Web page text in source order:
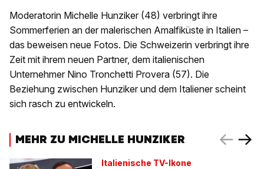
Moderatorin Michelle Hunziker (48) verbringt ihre
Sommerferien an der malerischen Amalfiküste in Italien –
das beweisen neue Fotos. Die Schweizerin verbringt ihre
Zeit mit ihrem neuen Partner, dem italienischen
Unternehmer Nino Tronchetti Provera (57). Die
Beziehung zwischen Hunziker und dem Italiener scheint
sich rasch zu entwickeln.
MEHR ZU MICHELLE HUNZIKER
Italienische TV-Ikone